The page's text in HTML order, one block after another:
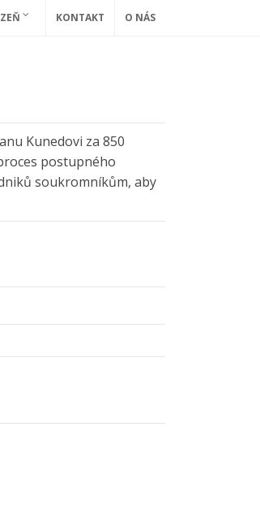
KONTAKT O NÁS
Kunedovi za 850
postupného
soukromníkům, aby